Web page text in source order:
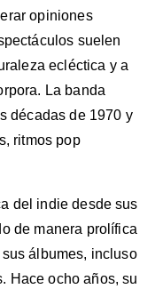
opiniones
suelen
ecléctica y a
La banda
décadas de 1970 y
ritmos pop
del indie desde sus
de manera prolífica
álbumes, incluso
Hace ocho años, su